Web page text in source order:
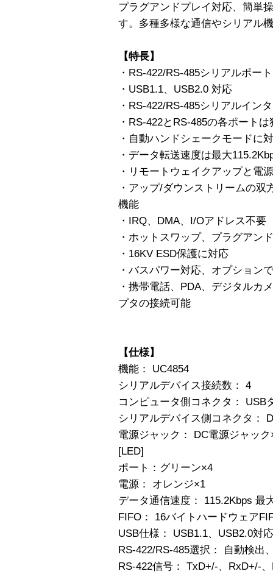
プラグアンドプレイ対応、簡単
す。多種多様な通信やシリアル
【特長】
・RS-422/RS-485シリアルポー
・USB1.1、USB2.0 対応
・RS-422/RS-485シリアルイン
・RS-422とRS-485の各ポート
・自動ハンドシェークモードに
・データ転送速度は最大
・リモートウェイクアップと電
・アップ/ダウンストリームの
機能
・IRQ、DMA、I/Oアドレス不
・ホットスワップ、プラグアン
・16KV ESD保護に対応
・バスパワー対応、オプション
・携帯電話、PDA、デジタルカ
プタの接続可能
【仕様】
機能： UC4854
シリアルデバイス接続数： 4
コンピュータ側コネクタ： USB
シリアルデバイス側コネクタ：
電源ジャック： DC電源ジャック
[LED]
ポート：グリーン
電源： オレンジ×1
データ通信速度： 115.2Kbps 最
FIFO： 16バイトハードウェア
USB仕様： USB1.1、USB2.0対応
RS-422/RS-485選択： 自動検出
RS-422信号： TxD+/-、RxD+/-